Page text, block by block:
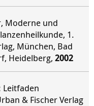
Moderne und
1.
München, Bad
Heidelberg, 2002
Leitfaden
& Fischer Verlag